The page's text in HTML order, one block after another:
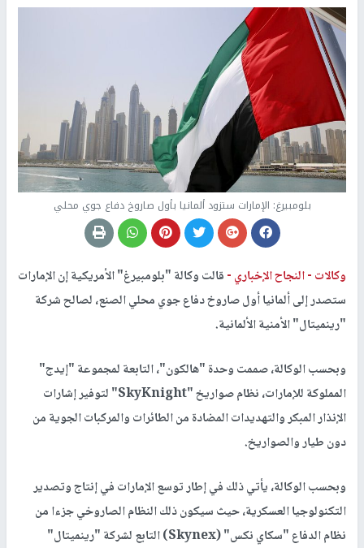
بلومبيرغ: الإمارات ستزود ألمانيا بأول صاروخ دفاع جوي محلي
وكالات -النجاح الإخباري -قالت وكالة "بلومبيرغ" الأمريكية إن الإمارات
ستصدر إلى ألمانيا أول صاروخ دفاع جوي محلي الصنع، لصالح شركة
"رينميتال" الأمنية الألمانية.
وبحسب الوكالة، صممت وحدة "هالكون"، التابعة لمجموعة "إيدج"
المملوكة للإمارات، نظام صواريخ "SkyKnight" لتوفير إشارات
الإنذار المبكر والتهديدات المضادة من الطائرات والمركبات الجوية من
دون طيار والصواريخ.
وبحسب الوكالة، يأتي ذلك في إطار توسع الإمارات في إنتاج وتصدير
التكنولوجيا العسكرية، حيث سيكون ذلك النظام الصاروخي جزءا من
نظام الدفاع "سكاي نكس" (Skynex) التابع لشركة "رينميتال"